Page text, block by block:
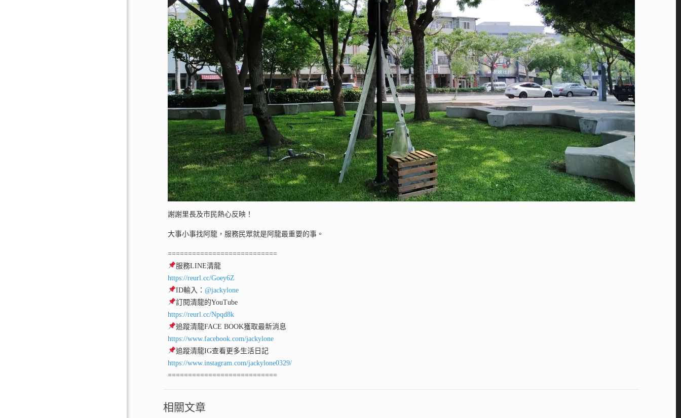
謝謝里長及市民熱心反映！
大事小事找阿龍，服務民眾就是阿龍最重要的事。
===========================
服務LINE清龍
https://reurl.cc/Goey6Z
ID輸入：@jackylone
訂閱清龍的YouTube
https://reurl.cc/Npqd8k
追蹤清龍FACE BOOK獲取最新消息
https://www.facebook.com/jackylone
追蹤清龍IG查看更多生活日記
https://www.instagram.com/jackylone0329/
===========================
相關文章